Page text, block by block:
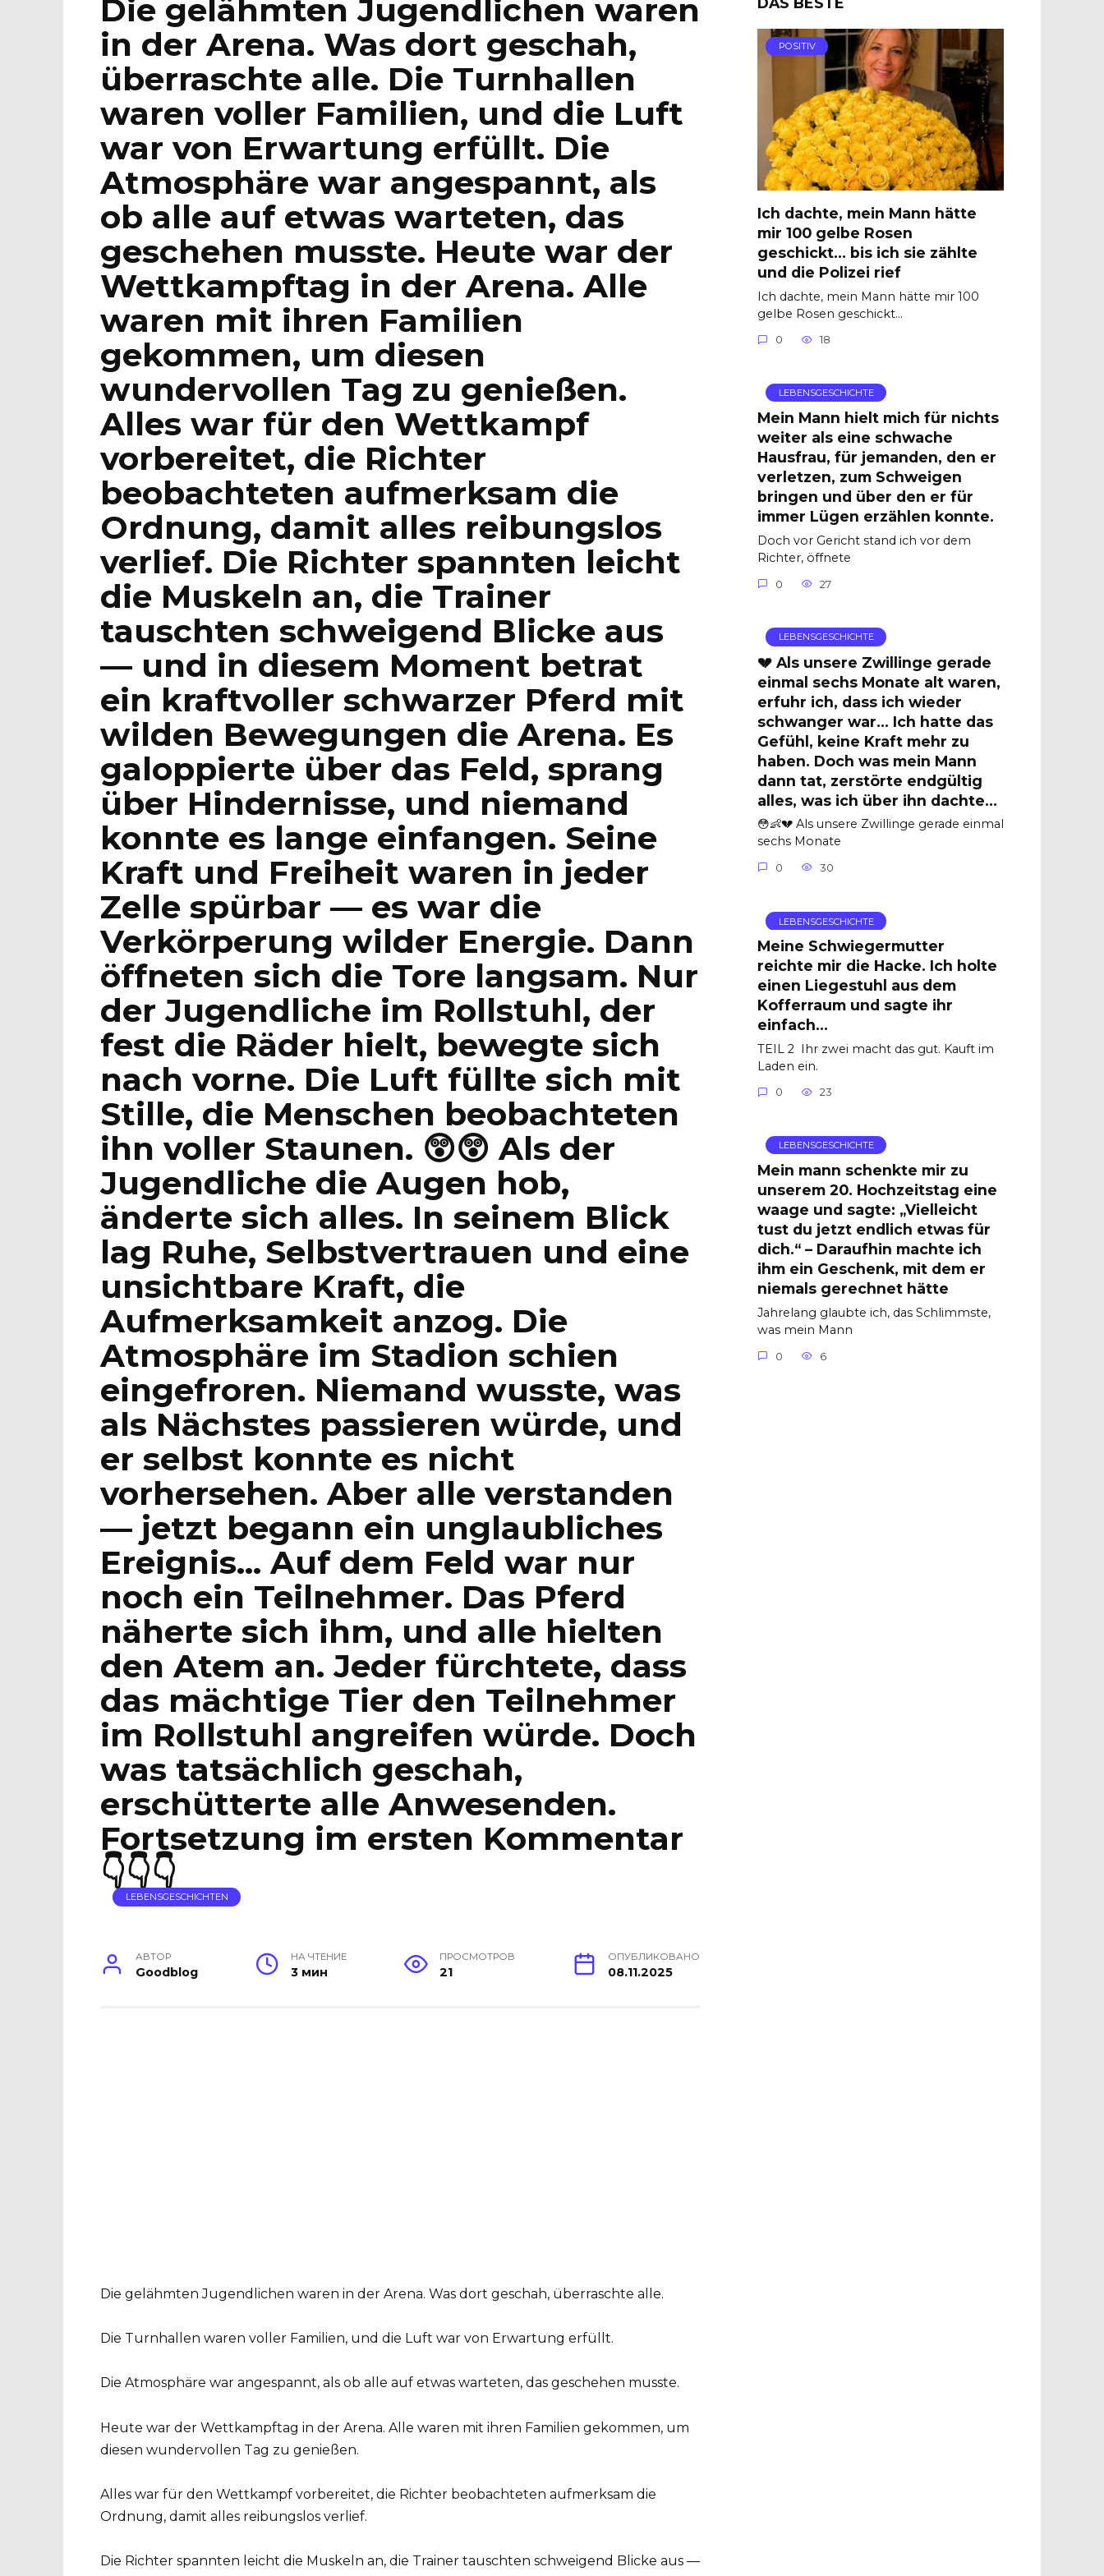
Die gelähmten Jugendlichen waren
in der Arena. Was dort geschah,
überraschte alle. Die Turnhallen
waren voller Familien, und die Luft
war von Erwartung erfüllt. Die
Atmosphäre war angespannt, als
ob alle auf etwas warteten, das
geschehen musste. Heute war der
Wettkampftag in der Arena. Alle
waren mit ihren Familien
gekommen, um diesen
wundervollen Tag zu genießen.
Alles war für den Wettkampf
vorbereitet, die Richter
beobachteten aufmerksam die
Ordnung, damit alles reibungslos
verlief. Die Richter spannten leicht
die Muskeln an, die Trainer
tauschten schweigend Blicke aus
— und in diesem Moment betrat
ein kraftvoller schwarzer Pferd mit
wilden Bewegungen die Arena. Es
galoppierte über das Feld, sprang
über Hindernisse, und niemand
konnte es lange einfangen. Seine
Kraft und Freiheit waren in jeder
Zelle spürbar — es war die
Verkörperung wilder Energie. Dann
öffneten sich die Tore langsam. Nur
der Jugendliche im Rollstuhl, der
fest die Räder hielt, bewegte sich
nach vorne. Die Luft füllte sich mit
Stille, die Menschen beobachteten
ihn voller Staunen. 😲😲 Als der
Jugendliche die Augen hob,
änderte sich alles. In seinem Blick
lag Ruhe, Selbstvertrauen und eine
unsichtbare Kraft, die
Aufmerksamkeit anzog. Die
Atmosphäre im Stadion schien
eingefroren. Niemand wusste, was
als Nächstes passieren würde, und
er selbst konnte es nicht
vorhersehen. Aber alle verstanden
— jetzt begann ein unglaubliches
Ereignis… Auf dem Feld war nur
noch ein Teilnehmer. Das Pferd
näherte sich ihm, und alle hielten
den Atem an. Jeder fürchtete, dass
das mächtige Tier den Teilnehmer
im Rollstuhl angreifen würde. Doch
was tatsächlich geschah,
erschütterte alle Anwesenden.
Fortsetzung im ersten Kommentar
👇👇👇
LEBENSGESCHICHTEN
АВТОР
Goodblog
НА ЧТЕНИЕ
3 мин
ПРОСМОТРОВ
21
ОПУБЛИКОВАНО
08.11.2025
Die gelähmten Jugendlichen waren in der Arena. Was dort geschah, überraschte alle.
Die Turnhallen waren voller Familien, und die Luft war von Erwartung erfüllt.
Die Atmosphäre war angespannt, als ob alle auf etwas warteten, das geschehen musste.
Heute war der Wettkampftag in der Arena. Alle waren mit ihren Familien gekommen, um
diesen wundervollen Tag zu genießen.
Alles war für den Wettkampf vorbereitet, die Richter beobachteten aufmerksam die
Ordnung, damit alles reibungslos verlief.
Die Richter spannten leicht die Muskeln an, die Trainer tauschten schweigend Blicke aus —
POSITIV
Ich dachte, mein Mann hätte
mir 100 gelbe Rosen
geschickt… bis ich sie zählte
und die Polizei rief
Ich dachte, mein Mann hätte mir 100
gelbe Rosen geschickt…
0 18
LEBENSGESCHICHTE
Mein Mann hielt mich für nichts
weiter als eine schwache
Hausfrau, für jemanden, den er
verletzen, zum Schweigen
bringen und über den er für
immer Lügen erzählen konnte.
Doch vor Gericht stand ich vor dem
Richter, öffnete
0 27
LEBENSGESCHICHTE
💔 Als unsere Zwillinge gerade
einmal sechs Monate alt waren,
erfuhr ich, dass ich wieder
schwanger war… Ich hatte das
Gefühl, keine Kraft mehr zu
haben. Doch was mein Mann
dann tat, zerstörte endgültig
alles, was ich über ihn dachte…
😳👶💔 Als unsere Zwillinge gerade einmal
sechs Monate
0 30
LEBENSGESCHICHTE
Meine Schwiegermutter
reichte mir die Hacke. Ich holte
einen Liegestuhl aus dem
Kofferraum und sagte ihr
einfach…
TEIL 2 Ihr zwei macht das gut. Kauft im
Laden ein.
0 23
LEBENSGESCHICHTE
Mein mann schenkte mir zu
unserem 20. Hochzeitstag eine
waage und sagte: „Vielleicht
tust du jetzt endlich etwas für
dich.“ – Daraufhin machte ich
ihm ein Geschenk, mit dem er
niemals gerechnet hätte
Jahrelang glaubte ich, das Schlimmste,
was mein Mann
0 6